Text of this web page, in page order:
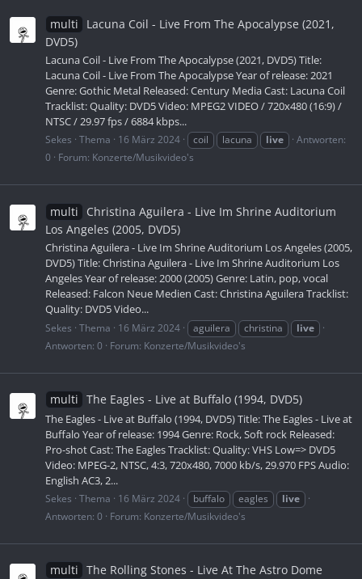
multi
Lacuna Coil - Live From The Apocalypse (2021,
DVD5)
Lacuna Coil - Live From The Apocalypse (2021, DVD5) Title:
Lacuna Coil - Live From The Apocalypse Year of release: 2021
Genre: Gothic Metal Released: Century Media Cast: Lacuna Coil
Tracklist: Quality: DVD5 Video: MPEG2 VIDEO / 720x480 (16:9) /
NTSC / 29.97 fps / 6884 kbps...
Sekes Thema 16 März 2024 coil lacuna live
Antworten:
0
Forum: Konzerte/Musikvideo's
multi
Christina Aguilera - Live Im Shrine Auditorium
Los Angeles (2005, DVD5)
Christina Aguilera - Live Im Shrine Auditorium Los Angeles (2005,
DVD5) Title: Christina Aguilera - Live Im Shrine Auditorium Los
Angeles Year of release: 2000 (2005) Genre: Latin, pop, vocal
Released: Falcon Neue Medien Cast: Christina Aguilera Tracklist:
Quality: DVD5 Video...
Sekes Thema 16 März 2024 aguilera christina
live
Antworten: 0
Forum: Konzerte/Musikvideo's
multi The Eagles - Live at Buffalo (1994, DVD5)
The Eagles - Live at Buffalo (1994, DVD5) Title: The Eagles - Live at
Buffalo Year of release: 1994 Genre: Rock, Soft rock Released:
Pro-shot Cast: The Eagles Tracklist: Quality: VHS Low=> DVD5
Video: MPEG-2, NTSC, 4:3, 720x480, 7000 kb/s, 29.970 FPS Audio:
English AC3, 2...
Sekes Thema 16 März 2024 buffalo eagles
live
Antworten: 0
Forum: Konzerte/Musikvideo's
multi The Rolling Stones - Live At The Astro Dome